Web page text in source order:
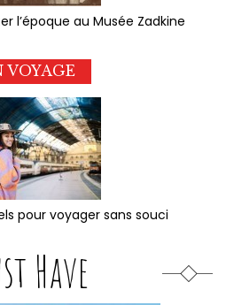
l’époque au Musée Zadkine
VOYAGE
pour voyager sans souci
Have